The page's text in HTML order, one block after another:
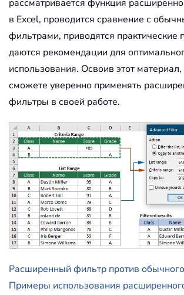
рассматривается функция
в Excel, проводится сравнение с
фильтрами, приводятся практические
даются рекомендации для
использования. Освоив этот
сможете уверенно применять
фильтры в своей работе.
Расширенный фильтр против
Примеры использования